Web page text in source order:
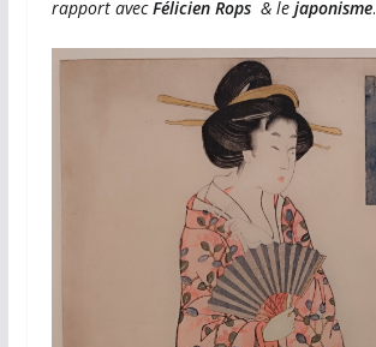
rapport avecFélicien Rops & lejaponisme.